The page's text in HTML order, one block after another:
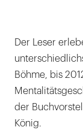
Der Leser
Böhme, bis
der
König.